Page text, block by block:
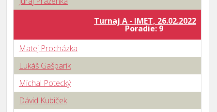
Turnaj A - IMET, 26.02.2022
Poradie: 9
Matej Procházka
Lukáš Gašparík
Michal Potecký
Dávid Kubiček